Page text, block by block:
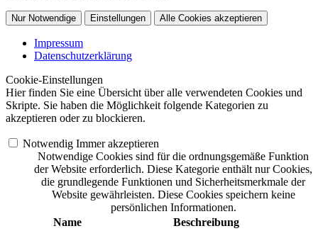
Nur Notwendige Einstellungen Alle Cookies akzeptieren
Impressum
Datenschutzerklärung
Cookie-Einstellungen
Hier finden Sie eine Übersicht über alle verwendeten Cookies und
Skripte. Sie haben die Möglichkeit folgende Kategorien zu
akzeptieren oder zu blockieren.
Notwendig Immer akzeptieren
Notwendige Cookies sind für die ordnungsgemäße Funktion
der Website erforderlich. Diese Kategorie enthält nur Cookies,
die grundlegende Funktionen und Sicherheitsmerkmale der
Website gewährleisten. Diese Cookies speichern keine
persönlichen Informationen.
Name
Beschreibung